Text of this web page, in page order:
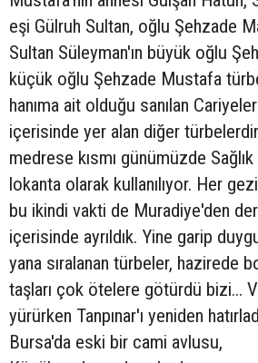
eşi Gülruh Sultan, oğlu Şehzade
Sultan Süleyman'ın büyük oğlu
küçük oğlu Şehzade Mustafa
hanıma ait olduğu sanılan
içerisinde yer alan diğer
medrese kısmı günümüzde
lokanta olarak kullanılıyor. Her
bu ikindi vakti de Muradiye'den
içerisinde ayrıldık. Yine garip
yana sıralanan türbeler, hazirede
taşları çok ötelere götürdü bizi...
yürürken Tanpınar'ı yeniden
Bursa'da eski bir cami avlusu,